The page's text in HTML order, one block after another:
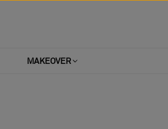
MAKEOVER